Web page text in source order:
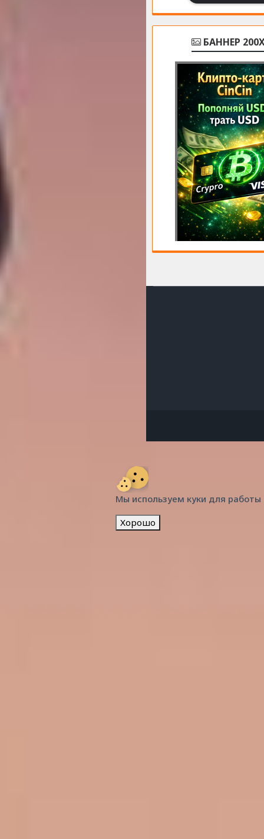
БАННЕР
Мы используем куки для работы
Хорошо